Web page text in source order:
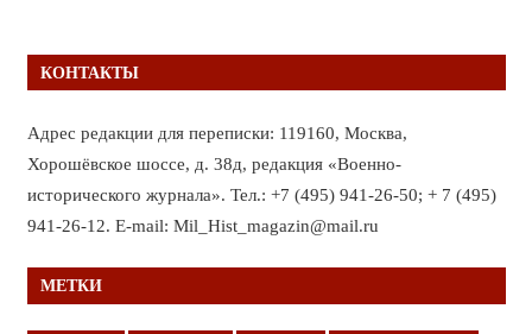
КОНТАКТЫ
Адрес редакции для переписки: 119160, Москва,
Хорошёвское шоссе, д. 38д, редакция «Военно-
исторического журнала». Тел.: +7 (495) 941-26-50; + 7 (495)
941-26-12. E-mail: Mil_Hist_magazin@mail.ru
МЕТКИ